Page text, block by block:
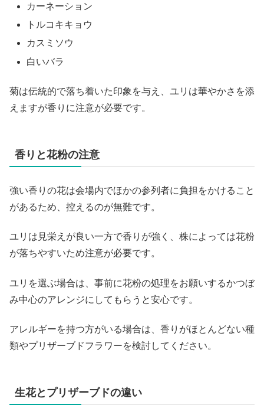
カーネーション
トルコキキョウ
カスミソウ
白いバラ
菊は伝統的で落ち着いた印象を与え、ユリは華やかさを添
えますが香りに注意が必要です。
香りと花粉の注意
強い香りの花は会場内でほかの参列者に負担をかけること
があるため、控えるのが無難です。
ユリは見栄えが良い一方で香りが強く、株によっては花粉
が落ちやすいため注意が必要です。
ユリを選ぶ場合は、事前に花粉の処理をお願いするかつぼ
み中心のアレンジにしてもらうと安心です。
アレルギーを持つ方がいる場合は、香りがほとんどない種
類やプリザーブドフラワーを検討してください。
生花とプリザーブドの違い